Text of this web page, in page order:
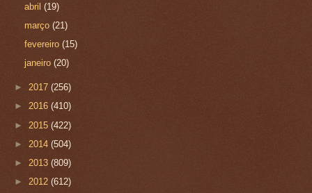
abril(19)
março(21)
fevereiro(15)
janeiro(20)
► 2017 (256)
► 2016 (410)
► 2015 (422)
► 2014 (504)
► 2013 (809)
► 2012 (612)